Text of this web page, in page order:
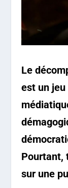
Le
est un
Pourtant,
sur une